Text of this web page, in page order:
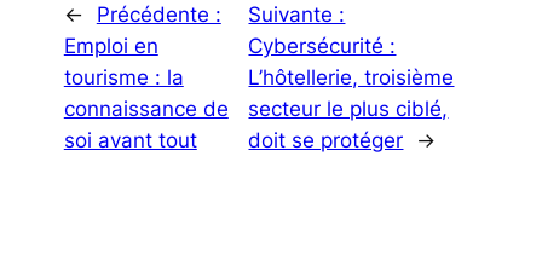
←
Précédente :
Emploi en
tourisme : la
connaissance de
soi avant tout
Suivante :
Cybersécurité :
L’hôtellerie, troisième
secteur le plus ciblé,
doit se protéger
→